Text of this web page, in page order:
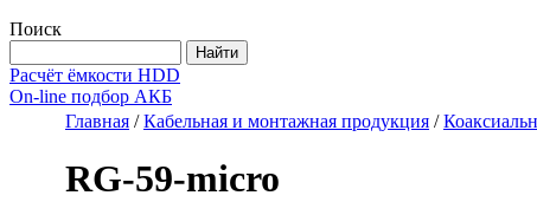
Поиск
Расчёт ёмкости HDD
On-line подбор АКБ
Главная / Кабельная и монтажная продукция /
RG-59-micro